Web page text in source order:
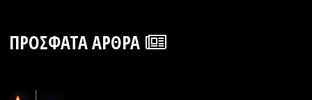
ΠΡΌΣΦΑΤΑ ΆΡΘΡΑ